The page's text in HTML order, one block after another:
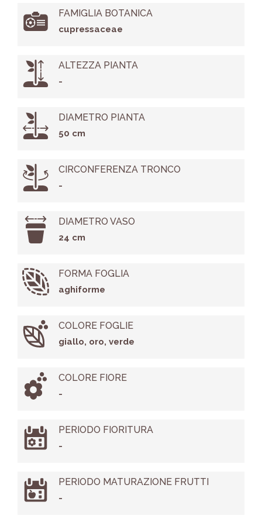
FAMIGLIA BOTANICA
cupressaceae
ALTEZZA PIANTA
-
DIAMETRO PIANTA
50 cm
CIRCONFERENZA TRONCO
-
DIAMETRO VASO
24 cm
FORMA FOGLIA
aghiforme
COLORE FOGLIE
giallo, oro, verde
COLORE FIORE
-
PERIODO FIORITURA
-
PERIODO MATURAZIONE FRUTTI
-